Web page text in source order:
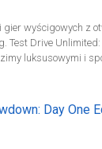
wyścigowych z
Test Drive
luksusowymi i
ale też
Day One